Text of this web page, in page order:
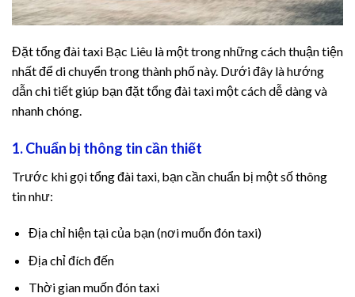
Boost
Ultra
review
review
pro
review
giriş
Đặt tổng đài taxi Bạc Liêu là một trong những cách thuận tiện
nhất để di chuyển trong thành phố này. Dưới đây là hướng
dẫn chi tiết giúp bạn đặt tổng đài taxi một cách dễ dàng và
nhanh chóng.
1. Chuẩn bị thông tin cần thiết
Trước khi gọi tổng đài taxi, bạn cần chuẩn bị một số thông
tin như:
Địa chỉ hiện tại của bạn (nơi muốn đón taxi)
Địa chỉ đích đến
Thời gian muốn đón taxi